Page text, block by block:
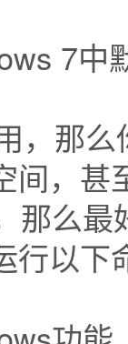
7中
，那
间，
那么
行以下